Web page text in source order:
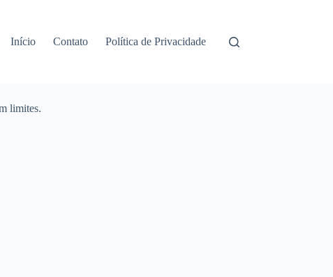
Início Contato Política de Privacidade
limites.